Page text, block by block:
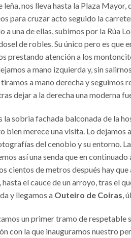
leña, nos lleva hasta la Plaza
para cruzar acto seguido la
a una de ellas, subimos por la Rúa
de robles. Su único pero es que
prestando atención a los
a mano izquierda y, sin
a mano derecha y
dejar a la derecha una moderna
la sobria fachada balconada de la
bien merece una visita. Lo
del cenobio y su entorno.
así una senda que en
cientos de metros después hay
el cauce de un arroyo, tras el
y llegamos a Outeiro de Coiras,
un primer tramo de
con la que inauguramos nuestro